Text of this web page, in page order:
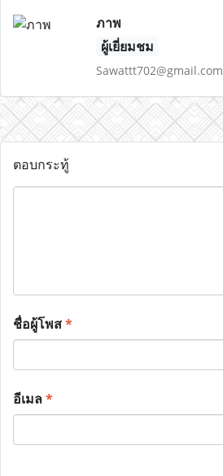
ภาพ
ผู้เยี่ยมชม
Sawattt702@gmail.com
ตอบกระทู้
ชื่อผู้โพส*
อีเมล*